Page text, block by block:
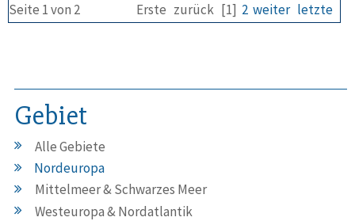
Seite 1 von 2 Erste zurück [1] 2 weiter letzte
Gebiet
Alle Gebiete
Nordeuropa
Mittelmeer & Schwarzes Meer
Westeuropa & Nordatlantik